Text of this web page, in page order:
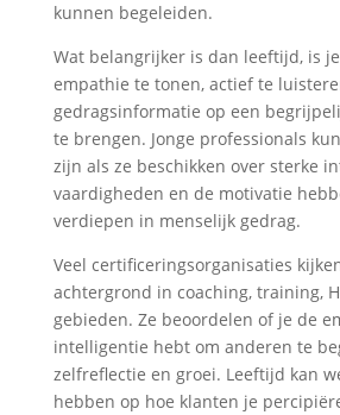
kunnen begeleiden.
Wat belangrijker is dan leeftijd, is
empathie te tonen, actief te
gedragsinformatie op een
te brengen. Jonge professionals
zijn als ze beschikken over sterke
vaardigheden en de motivatie
verdiepen in menselijk gedrag.
Veel certificeringsorganisaties
achtergrond in coaching, training,
gebieden. Ze beoordelen of je de
intelligentie hebt om anderen te
zelfreflectie en groei. Leeftijd kan
hebben op hoe klanten je